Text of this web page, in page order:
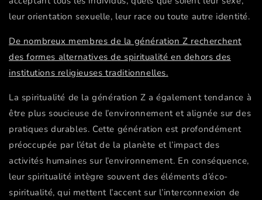
leur orientation sexuelle, leur race ou toute autre identité.
De nombreux membres de la génération Z recherchent
des formes alternatives de spiritualité en dehors des
institutions religieuses traditionnelles.
La spiritualité de la génération Z a également tendance à
être plus soucieuse de l’environnement et alignée sur des
pratiques durables. Cette génération est profondément
préoccupée par l’état de la planète et l’impact des
activités humaines sur l’environnement. En conséquence,
leur spiritualité intègre souvent des éléments d’éco-
spiritualité, qui mettent l’accent sur l’interconnexion de